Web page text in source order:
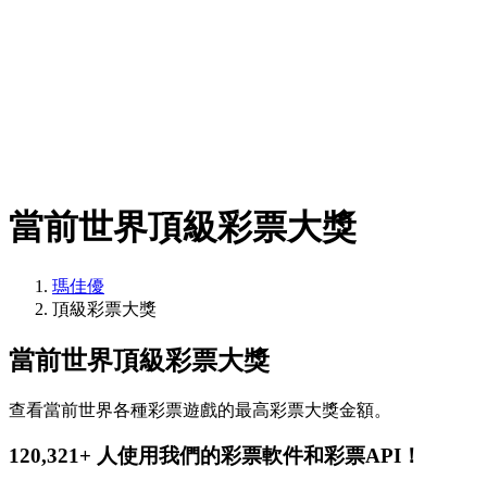
當前世界頂級彩票大獎
瑪佳優
頂級彩票大獎
當前世界頂級彩票大獎
查看當前世界各種彩票遊戲的最高彩票大獎金額。
120,321+ 人使用我們的彩票軟件和彩票API！